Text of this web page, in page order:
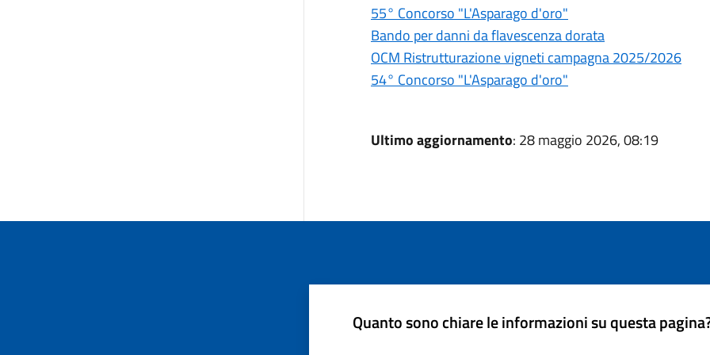
55° Concorso "L'Asparago d'oro"
Bando per danni da flavescenza dorata
OCM Ristrutturazione vigneti campagna 2025/2026
54° Concorso "L'Asparago d'oro"
Ultimo aggiornamento: 28 maggio 2026, 08:19
Quanto sono chiare le informazioni su questa